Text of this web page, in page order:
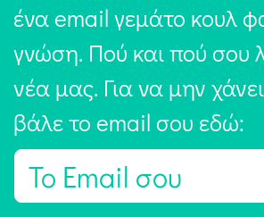
ένα email γεμάτο κουλ
γνώση. Πού και πού σου
νέα μας. Για να μην
βάλε το email σου εδώ:
E